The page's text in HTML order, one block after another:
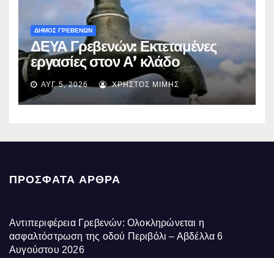
ΔΗΜΟΣ ΓΡΕΒΕΝΩΝ
ΔΕΥΑ Γρεβενών: Εκτεταμένες
εργασίες στον Α’ κλάδο
ύδρευσης – Ποιες περιοχές
επηρεάζονται την Πέμπτη
ΑΥΓ 5, 2026 ΧΡΉΣΤΟΣ ΜΊΜΗΣ
ΠΡΌΣΦΑΤΑ ΆΡΘΡΑ
Αντιπεριφέρεια Γρεβενών: Ολοκληρώνεται η
ασφαλτόστρωση της οδού Περιβόλι – Αβδέλλα 6
Αυγούστου 2026